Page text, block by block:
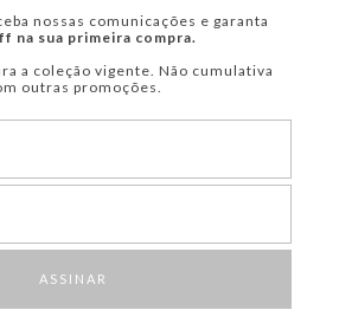
nossas comunicações e garanta
na sua primeira compra.
a coleção vigente. Não cumulativa
outras promoções.
ASSINAR